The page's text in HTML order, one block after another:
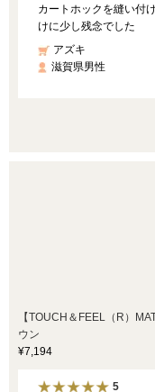
カートホックを縫い付
けに少し残念でした
アズキ
滋賀県男性
【TOUCH＆FEEL（R）
ウン
¥7,194
5